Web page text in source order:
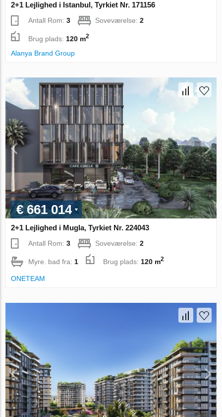
2+1 Lejlighed i Istanbul, Tyrkiet Nr. 171156
Antall Rom:3 Soveværelse:2
Brug plads: 120 m2
Alanya Brand Group
€ 661 014
2+1 Lejlighed i Mugla, Tyrkiet Nr. 224043
Antall Rom:3 Soveværelse:2
Myre. bad fra: 1 Brug plads: 120 m2
ONETEAM